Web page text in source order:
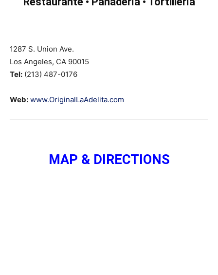
1287 S. Union Ave.
Los Angeles, CA 90015
Tel: (213) 487-0176
Web: www.OriginalLaAdelita.com
MAP & DIRECTIONS